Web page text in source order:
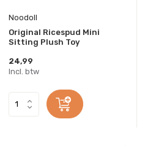
Noodoll
Original Ricespud Mini
Sitting Plush Toy
24,99
Incl. btw